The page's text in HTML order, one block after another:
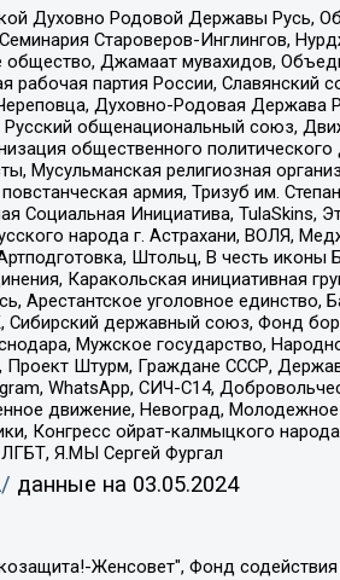
Духовно Родовой Державы Русь,
Староверов-Инглингов,
Джамаат мувахидов,
рабочая партия России,
Духовно-Родовая Держава
общенациональный союз,
общественного
Мусульманская религиозная
армия, Тризуб им.
Социальная Инициатива, TulaSkins,
народа г. Астрахани, ВОЛЯ,
Штольц, В честь
Каракольская инициативная
Арестантское уголовное
Сибирский державный союз, Фонд
Мужское государство,
Штурм, Граждане СССР,
WhatsApp, СИЧ-С14,
движение, Невоград,
Конгресс ойрат-калмыцкого
Я.МЫ Сергей Фургал
данные на 03.05.2024
Лукьянова Юлия Сергеевна, Маетная Елизавета Витальевна, Маняхин Петр Борисович, Чуракова Ольга Владимировна, Ярош Юлия Петровна, Юридическое лицо "The Insider SIA", зарегистрированное в Риге, Латвийская Республика (дата регистрации 26.06.2015), являющееся администратором доменного имени интернет-издания "The Insider SIA", https://theins.ru, Постернак Алексей Евгеньевич, Рубин Михаил Аркадьевич, Анин Роман Александрович, Юридическое лицо Istories fonds, зарегистрированное в Латвийской Республике (регистрационный номер 50008295751, дата регистрации 24.02.2020), Великовский Дмитрий Александрович, Долинина Ирина Николаевна, Мароховская Алеся Алексеевна, Шлейнов Роман Юрьевич, Шмагун Олеся Валентиновна, Общество с ограниченной ответственностью "Альтаир 2021", Общество с ограниченной ответственностью "Вега 2021", Общество с ограниченной ответственностью "Главный редактор 2021", Общество с ограниченной ответственностью "Ромашки монолит", Важенков Артем Валерьевич, Ивановская областная общественная организация "Центр гендерных исследований", Гурман Юрий Альбертович, Медиапроект "ОВД-Инфо", Егоров Владимир Владимирович, Жилинский Владимир Александрович, Общество с ограниченной ответственностью "ЗП", Иванова София Юрьевна, Карезина Инна Павловна, Кильтау Екатерина Викторовна, Петров Алексей Викторович, Пискунов Сергей Евгеньевич, Смирнов Сергей Сергеевич, Тихонов Михаил Сергеевич, Общество с ограниченной ответственностью "ЖУРНАЛИСТ-ИНОСТРАННЫЙ АГЕНТ", Арапова Галина Юрьевна, Вольтская Татьяна Анатольевна, Американская компания "Mason G.E.S. Anonymous Foundation" (США), являющаяся владельцем интернет-издания https://mnews.world/, Компания "Stichting Bellingcat", зарегистрированная в Нидерландах (дата регистрации 11.07.2018), Захаров Андрей Вячеславович, Клепиковская Екатерина Дмитриевна, Общество с ограниченной ответственностью "МЕМО", Перл Роман Александрович, Симонов Евгений Алексеевич, Соловьева Елена Анатольевна, Сотников Даниил Владимирович, Сурначева Елизавета Дмитриевна, Автономная некоммерческая организация по защите прав человека и информированию населения "Якутия – Наше Мнение", Общество с ограниченной ответственностью "Москоу диджитал медиа", с 26.01.2023